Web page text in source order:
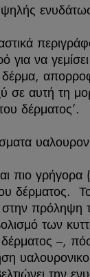
για να
δέρμα,
σε αυτή τη
δέρματος’.
πιο γρήγορα
δέρματος.
στην πρόληψη
των
–,